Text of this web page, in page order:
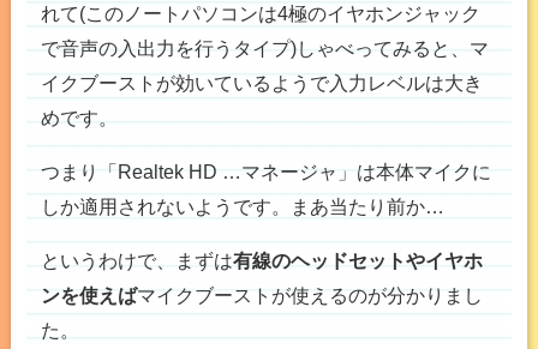
れて(このノートパソコンは4極のイヤホンジャック
で音声の入出力を行うタイプ)しゃべってみると、マ
イクブーストが効いているようで入力レベルは大き
めです。
つまり「Realtek HD …マネージャ」は本体マイクに
しか適用されないようです。まあ当たり前か…
というわけで、まずは有線のヘッドセットやイヤホ
ンを使えばマイクブーストが使えるのが分かりまし
た。